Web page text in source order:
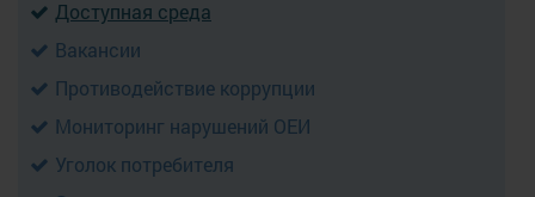
Доступная среда
Вакансии
Противодействие коррупции
Мониторинг нарушений ОЕИ
Уголок потребителя